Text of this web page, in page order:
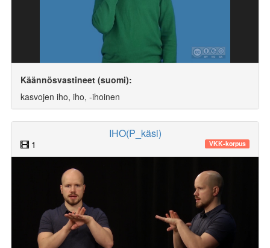
Käännösvastineet (suomi):
kasvojen iho, iho, -ihoinen
IHO(P_käsi)
1 VKK-korpus